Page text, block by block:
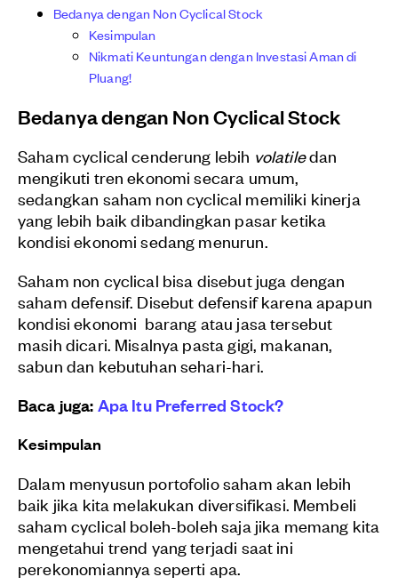
Bedanya dengan Non Cyclical Stock
Kesimpulan
Nikmati Keuntungan dengan Investasi Aman di
Pluang!
Bedanya dengan Non Cyclical Stock
Saham cyclical cenderung lebih volatiledan
mengikuti tren ekonomi secara umum,
sedangkan saham non cyclical memiliki kinerja
yang lebih baik dibandingkan pasar ketika
kondisi ekonomi sedang menurun.
Saham non cyclical bisa disebut juga dengan
saham defensif. Disebut defensif karena apapun
kondisi ekonomi barang atau jasa tersebut
masih dicari. Misalnya pasta gigi, makanan,
sabun dan kebutuhan sehari-hari.
Baca juga:Apa Itu Preferred Stock?
Kesimpulan
Dalam menyusun portofolio saham akan lebih
baik jika kita melakukan diversifikasi. Membeli
saham cyclical boleh-boleh saja jika memang kita
mengetahui trend yang terjadi saat ini
perekonomiannya seperti apa.